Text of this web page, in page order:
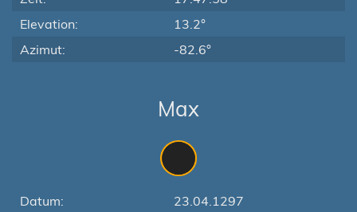
Elevation:
13.2°
Azimut:
-82.6°
Max
Datum:
23.04.1297